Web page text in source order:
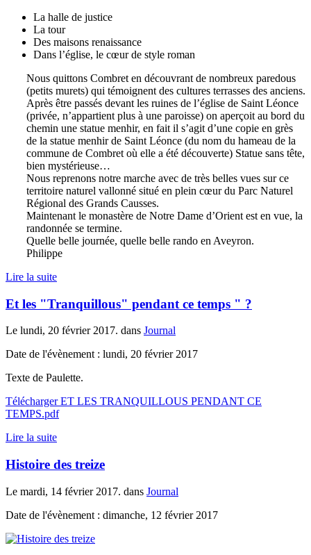
La halle de justice
La tour
Des maisons renaissance
Dans l’église, le cœur de style roman
Nous quittons Combret en découvrant de nombreux paredous
(petits murets) qui témoignent des cultures terrasses des anciens.
Après être passés devant les ruines de l’église de Saint Léonce
(privée, n’appartient plus à une paroisse) on aperçoit au bord du
chemin une statue menhir, en fait il s’agit d’une copie en grès
de la statue menhir de Saint Léonce (du nom du hameau de la
commune de Combret où elle a été découverte) Statue sans tête,
bien mystérieuse…
Nous reprenons notre marche avec de très belles vues sur ce
territoire naturel vallonné situé en plein cœur du Parc Naturel
Régional des Grands Causses.
Maintenant le monastère de Notre Dame d’Orient est en vue, la
randonnée se termine.
Quelle belle journée, quelle belle rando en Aveyron.
Philippe
Lire la suite
Et les "Tranquillous" pendant ce temps " ?
Le lundi, 20 février 2017. dans Journal
Date de l'évènement : lundi, 20 février 2017
Texte de Paulette.
Télécharger ET LES TRANQUILLOUS PENDANT CE
TEMPS.pdf
Lire la suite
Histoire des treize
Le mardi, 14 février 2017. dans Journal
Date de l'évènement : dimanche, 12 février 2017